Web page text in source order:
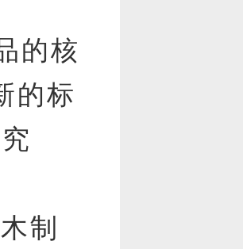
的核
的标
制